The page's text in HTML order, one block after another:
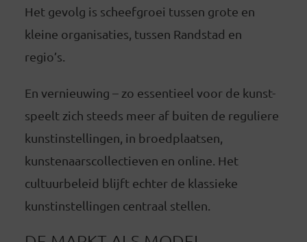
Het gevolg is scheefgroei tussen grote en
kleine organisaties, tussen Randstad en
regio’s.
En vernieuwing – zo essentieel voor de kunst-
speelt zich steeds meer af buiten de reguliere
kunstinstellingen, in broedplaatsen,
kunstenaarscollectieven en online. Het
cultuurbeleid blijft echter de klassieke
kunstinstellingen centraal stellen.